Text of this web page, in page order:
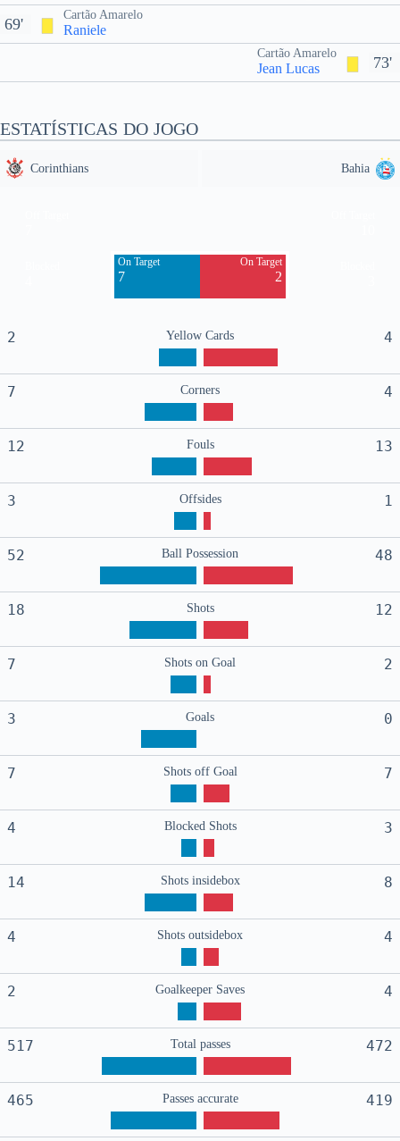
Cartão Amarelo
Raniele
69'
73'
Cartão Amarelo
Jean Lucas
ESTATÍSTICAS DO JOGO
Corinthians Bahia
On Target
7
On Target
2
2 Yellow Cards 4
7 Corners 4
12 Fouls 13
3 Offsides 1
52 Ball Possession 48
18 Shots 12
7 Shots on Goal 2
3 Goals 0
7 Shots off Goal 7
4 Blocked Shots 3
14 Shots insidebox 8
4 Shots outsidebox 4
2 Goalkeeper Saves 4
517 Total passes 472
465 Passes accurate 419